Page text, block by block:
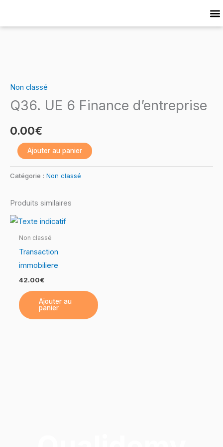
Non classé
Q36. UE 6 Finance d’entreprise
0.00€
Q36.
UE
Finance
d’entreprise
Ajouter au panier
Catégorie : Non classé
Produits similaires
Non classé
Transaction
immobiliere
42.00€
Ajouter au
panier